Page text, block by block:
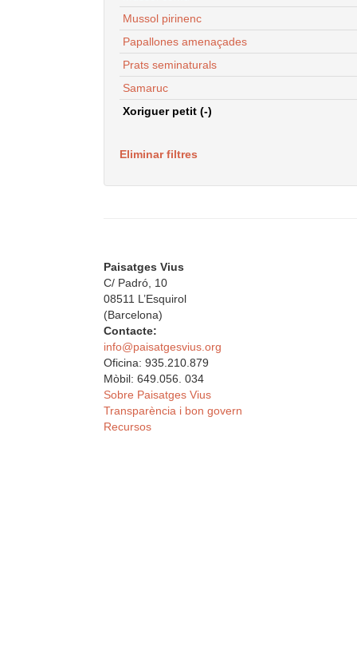
Mussol pirinenc
Papallones amenaçades
Prats seminaturals
Samaruc
Xoriguer petit (-)
Eliminar filtres
Paisatges Vius
C/ Padró, 10
08511 L’Esquirol
(Barcelona)
Contacte:
info@paisatgesvius.org
Oficina: 935.210.879
Mòbil: 649.056. 034
Sobre Paisatges Vius
Transparència i bon govern
Recursos